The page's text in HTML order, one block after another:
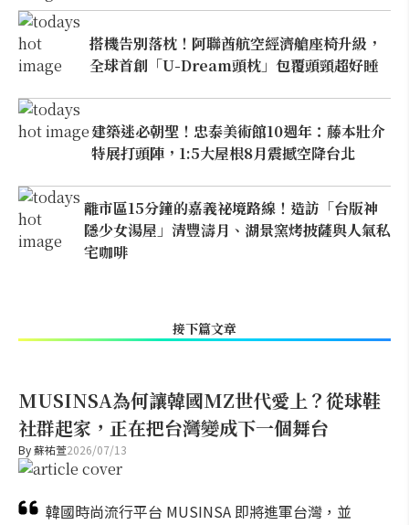
搭機告別落枕！阿聯酋航空經濟艙座椅升級，
全球首創「U-Dream頭枕」包覆頭頸超好睡
建築迷必朝聖！忠泰美術館10週年：藤本壯介
特展打頭陣，1:5大屋根8月震撼空降台北
離市區15分鐘的嘉義祕境路線！造訪「台版神
隱少女湯屋」清豐濤月、湖景窯烤披薩與人氣私
宅咖啡
接下篇文章
MUSINSA為何讓韓國MZ世代愛上？從球鞋
社群起家，正在把台灣變成下一個舞台
By蘇祐萱2026/07/13
韓國時尚流行平台 MUSINSA 即將進軍台灣，並